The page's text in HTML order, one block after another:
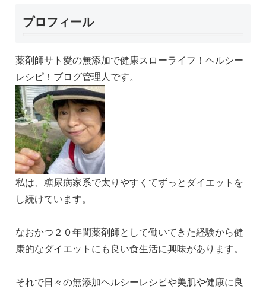
プロフィール
薬剤師サト愛の無添加で健康スローライフ！ヘルシー
レシピ！ブログ管理人です。
私は、糖尿病家系で太りやすくてずっとダイエットを
し続けています。
なおかつ２０年間薬剤師として働いてきた経験から健
康的なダイエットにも良い食生活に興味があります。
それで日々の無添加ヘルシーレシピや美肌や健康に良